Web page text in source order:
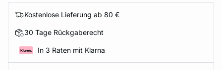
Kostenlose Lieferung ab 80 €
30 Tage Rückgaberecht
In 3 Raten mit Klarna